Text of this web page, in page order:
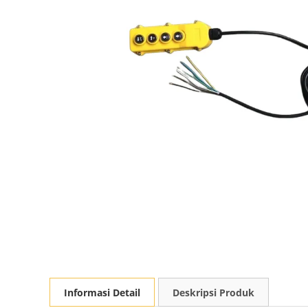
Informasi Detail Deskripsi Produk